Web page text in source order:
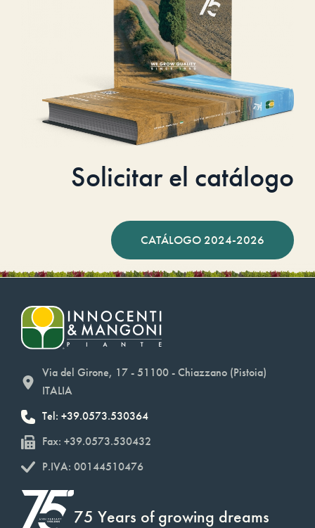
Solicitar el catálogo
CATÁLOGO 2024-2026
Via del Girone, 17 - 51100 - Chiazzano (Pistoia)
ITALIA
Tel: +39.0573.530364
Fax: +39.0573.530432
P.IVA: 00144510476
75 Years of growing dreams